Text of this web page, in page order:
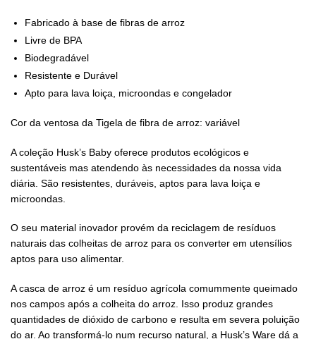
Fabricado à base de fibras de arroz
Livre de BPA
Biodegradável
Resistente e Durável
Apto para lava loiça, microondas e congelador
Cor da ventosa da Tigela de fibra de arroz: variável
A coleção Husk’s Baby oferece produtos ecológicos e
sustentáveis mas atendendo às necessidades da nossa vida
diária. São resistentes, duráveis, aptos para lava loiça e
microondas.
O seu material inovador provém da reciclagem de resíduos
naturais das colheitas de arroz para os converter em utensílios
aptos para uso alimentar.
A casca de arroz é um resíduo agrícola comummente queimado
nos campos após a colheita do arroz. Isso produz grandes
quantidades de dióxido de carbono e resulta em severa poluição
do ar. Ao transformá-lo num recurso natural, a Husk’s Ware dá a